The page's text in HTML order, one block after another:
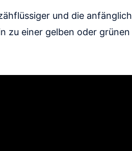
und die anfänglich
zu einer gelben oder grünen